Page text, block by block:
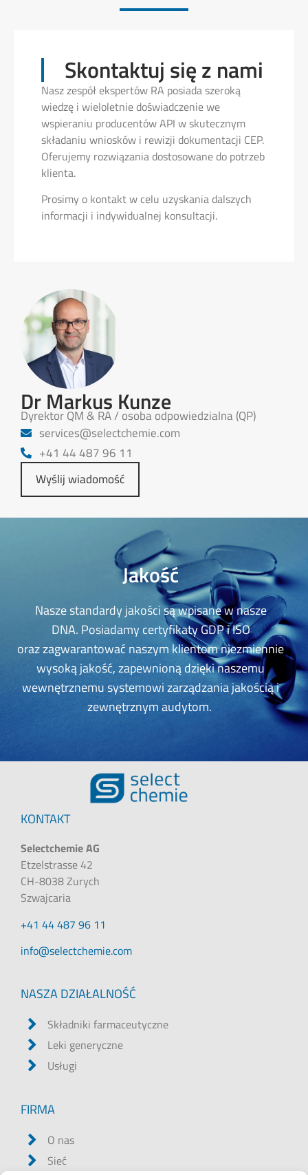
Skontaktuj się z nami
Nasz zespół ekspertów RA posiada szeroką
wiedzę i wieloletnie doświadczenie we
wspieraniu producentów API w skutecznym
składaniu wniosków i rewizji dokumentacji CEP.
Oferujemy rozwiązania dostosowane do potrzeb
klienta.
Prosimy o kontakt w celu uzyskania dalszych
informacji i indywidualnej konsultacji.
Dr Markus Kunze
Dyrektor QM & RA / osoba odpowiedzialna (QP)
moc.eimehctceles
@secivres
+41 44 487 96 11
Wyślij wiadomość
Jakość
Nasze standardy jakości są wpisane w nasze
DNA. Posiadamy certyfikaty GDP i ISO
orazzagwarantować naszym klientom niezmiennie
wysoką jakość, zapewnioną dzięki naszemu
wewnętrznemu systemowi zarządzania jakością i
zewnętrznym audytom.
KONTAKT
Selectchemie AG
Etzelstrasse 42
CH-8038 Zurych
Szwajcaria
+41 44 487 96 11
moc.eimehctceles
@ofni
NASZA DZIAŁALNOŚĆ
Składniki farmaceutyczne
Leki generyczne
Usługi
FIRMA
O nas
Sieć